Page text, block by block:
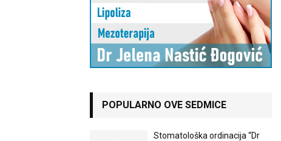
POPULARNO OVE SEDMICE
Stomatološka ordinacija “Dr